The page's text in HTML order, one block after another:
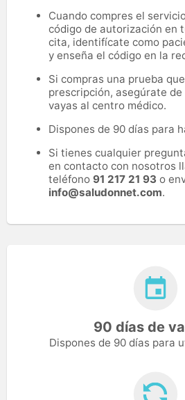
Cuando compres el
código de autorización en
cita, identifícate como
y enseña el código en la
Si compras una prueba
prescripción, asegúrate
vayas al centro médico.
Dispones de 90 días para
Si tienes cualquier
en contacto con nosotros
teléfono 91 217 21 93 o
info@saludonnet.com.
90 días de
Dispones de 90 días para